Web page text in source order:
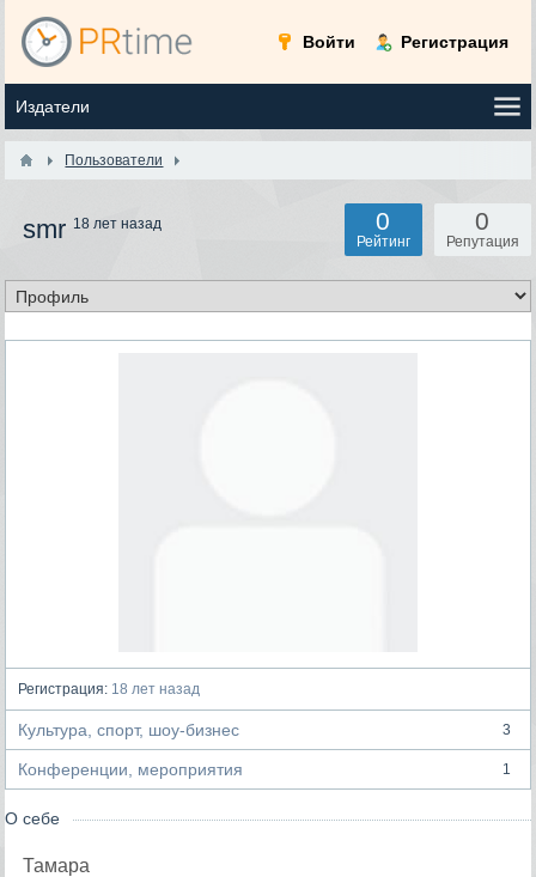
Войти Регистрация
Пользователи
smr 18 лет назад 0
Репутация
0
Рейтинг
Регистрация: 18 лет назад
Культура, спорт, шоу-бизнес 3
Конференции, мероприятия 1
О себе
Тамара